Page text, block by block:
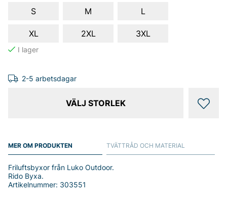
S
M L
XL 2XL 3XL
2-5 arbetsdagar
VÄLJ STORLEK
MER OM PRODUKTEN
Friluftsbyxor från Luko Outdoor.
Rido Byxa.
Artikelnummer: 303551
TVÄTTRÅD OCH MATERIAL